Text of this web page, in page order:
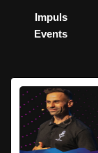
Impuls
Events